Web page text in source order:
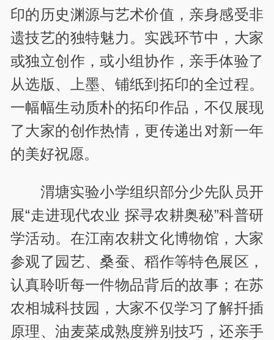
印的历史渊源与艺术价值，亲身感受非
遗技艺的独特魅力。实践环节中，大家
或独立创作，或小组协作，亲手体验了
从选版、上墨、铺纸到拓印的全过程。
一幅幅生动质朴的拓印作品，不仅展现
了大家的创作热情，更传递出对新一年
的美好祝愿。
渭塘实验小学组织部分少先队员开
展“走进现代农业 探寻农耕奥秘”科普研
学活动。在江南农耕文化博物馆，大家
参观了园艺、桑蚕、稻作等特色展区，
认真聆听每一件物品背后的故事；在苏
农相城科技园，大家不仅学习了解扦插
原理、油麦菜成熟度辨别技巧，还亲手